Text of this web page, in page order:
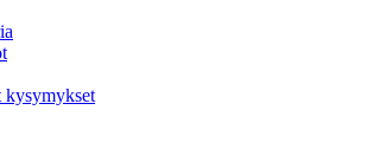
kysymykset